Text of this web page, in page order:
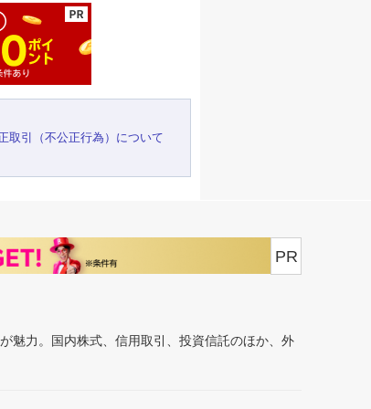
取引（不公正行為）について
PR
魅力。国内株式、信用取引、投資信託のほか、外